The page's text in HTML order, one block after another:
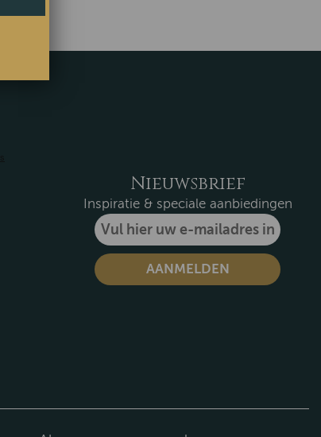
Nieuwsbrief
Inspiratie & speciale aanbiedingen